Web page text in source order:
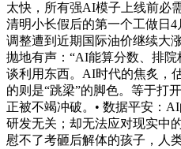
太快，所有强AI模子上线前必
清明小长假后的第一个工做日
调整遭到近期国际油价继续大
抛地有声：“AI能算分数、排
谈利用东西。AI时代的焦炙，
的则是“跳梁”的脚色。等于打
正被不竭冲破。• 数据平安：
研发无关；却无法应对现实中
慰不了考砸后解体的孩子，人